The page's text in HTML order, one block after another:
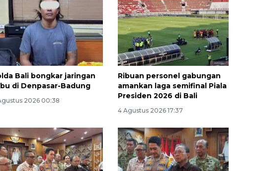
Bali bongkar jaringan
di Denpasar-Badung
2026 00:38
Ribuan personel gabungan
amankan laga semifinal Piala
Presiden 2026 di Bali
4 Agustus 2026 17:37
Ekonomi triwulan II-2026
tumbuh 5,29 persen
2026-08-06 18:45:00